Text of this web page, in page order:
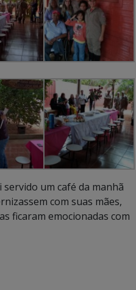
um café da manhã
com suas mães,
ficaram emocionadas com